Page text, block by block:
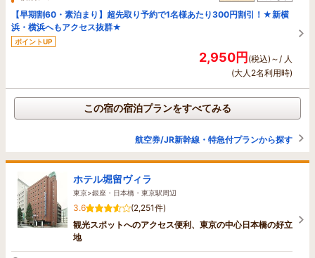
【早期割60・素泊まり】超先取り予約で1名様あたり300円割引！★新横
浜・横浜へもアクセス抜群★
ポイントUP
2,950円(税込)～/ 人
(大人2名利用時)
この宿の宿泊プランをすべてみる
航空券/JR新幹線・特急付プランから探す
ホテル堀留ヴィラ
東京>銀座・日本橋・東京駅周辺
3.6
(2,251件)
観光スポットへのアクセス便利、東京の中心日本橋の好立
地